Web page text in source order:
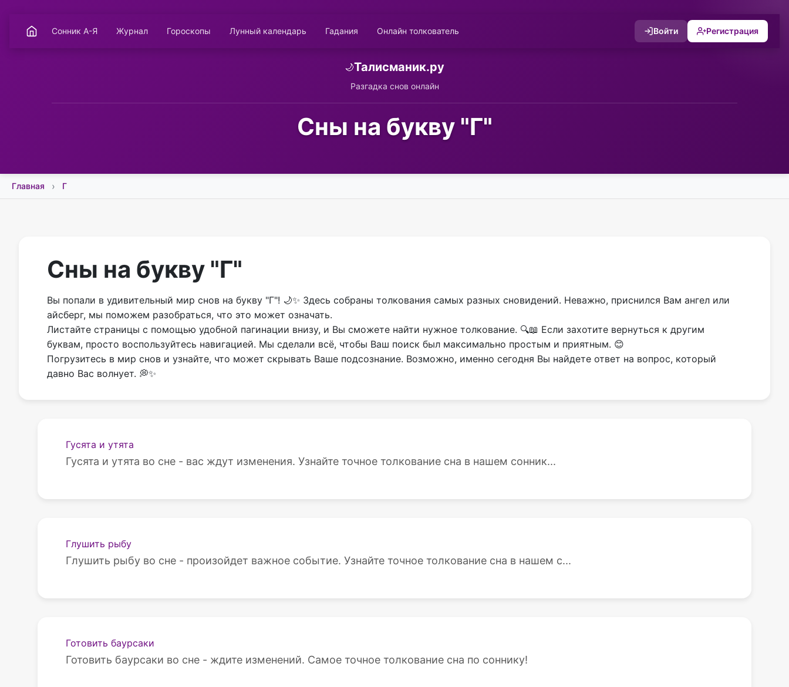
Сонник А-Я Журнал Гороскопы Лунный календарь Гадания Онлайн толкователь Войти Регистрация
🌙Талисманик.ру
Разгадка снов онлайн
Сны на букву "Г"
Главная Г
Сны на букву "Г"
Вы попали в удивительный мир снов на букву "Г"! 🌙✨ Здесь собраны толкования самых разных сновидений. Неважно, приснился Вам ангел или
айсберг, мы поможем разобраться, что это может означать.
Листайте страницы с помощью удобной пагинации внизу, и Вы сможете найти нужное толкование. 🔍📖 Если захотите вернуться к другим
буквам, просто воспользуйтесь навигацией. Мы сделали всё, чтобы Ваш поиск был максимально простым и приятным. 😊
Погрузитесь в мир снов и узнайте, что может скрывать Ваше подсознание. Возможно, именно сегодня Вы найдете ответ на вопрос, который
давно Вас волнует. 💭✨
Гусята и утята
Гусята и утята во сне - вас ждут изменения. Узнайте точное толкование сна в нашем сонник...
Глушить рыбу
Глушить рыбу во сне - произойдет важное событие. Узнайте точное толкование сна в нашем с...
Готовить баурсаки
Готовить баурсаки во сне - ждите изменений. Самое точное толкование сна по соннику!